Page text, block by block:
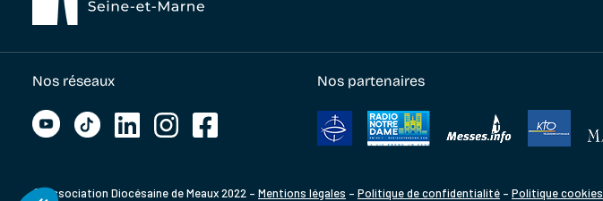
Nos réseaux Nos partenaires
© Association Diocésaine de Meaux 2022 – Mentions légales – Politique de confidentialité – Politique cookies